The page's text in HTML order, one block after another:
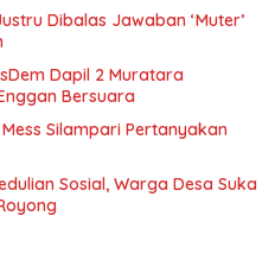
Dibalas Jawaban ‘Muter’
Dapil 2 Muratara
Bersuara
Silampari Pertanyakan
Sosial, Warga Desa Suka